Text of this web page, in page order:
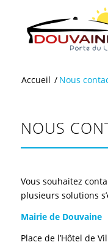
Accueil / Nous
NOUS
Vous souhaitez
plusieurs solutions
Mairie de Douvaine
Place de l’Hôtel de